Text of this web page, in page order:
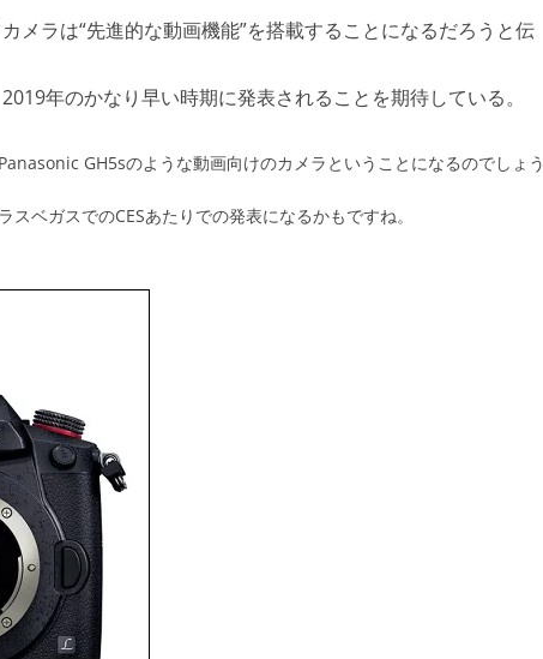
メラは“先進的な動画機能”を搭載することになるだろうと伝
年のかなり早い時期に発表されることを期待している。
GH5sのような動画向けのカメラということになるのでしょう
ベガスでのCESあたりでの発表になるかもですね。